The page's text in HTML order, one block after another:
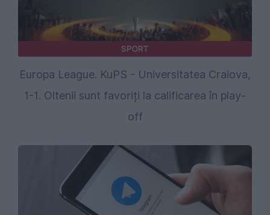
SPORT
Europa League. KuPS - Universitatea Craiova,
1-1. Oltenii sunt favoriți la calificarea în play-
off